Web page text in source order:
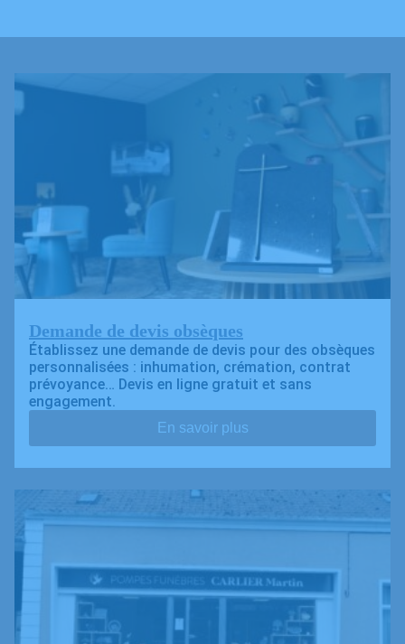
Demande de devis obsèques
Établissez une demande de devis pour des obsèques
personnalisées : inhumation, crémation, contrat
prévoyance… Devis en ligne gratuit et sans
engagement.
En savoir plus